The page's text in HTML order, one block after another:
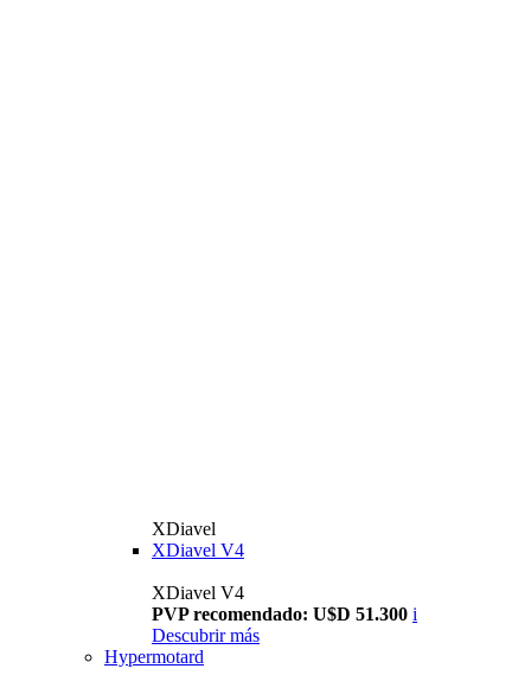
XDiavel
XDiavel V4
XDiavel V4
PVP recomendado: U$D 51.300 i
Descubrir más
Hypermotard